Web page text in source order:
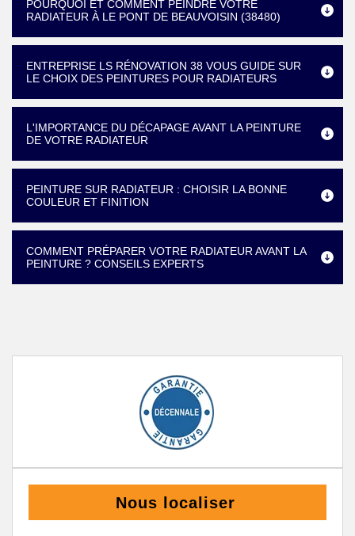
POURQUOI ET COMMENT PEINDRE VOTRE
RADIATEUR À LE PONT DE BEAUVOISIN (38480)
ENTREPRISE LS RÉNOVATION 38 VOUS GUIDE SUR
LE CHOIX DES PEINTURES POUR RADIATEURS
L'IMPORTANCE DU DÉCAPAGE AVANT LA PEINTURE
DE VOTRE RADIATEUR
PEINTURE SUR RADIATEUR : CHOISIR LA BONNE
COULEUR ET FINITION
COMMENT PRÉPARER VOTRE RADIATEUR AVANT LA
PEINTURE ? CONSEILS EXPERTS
Nous localiser